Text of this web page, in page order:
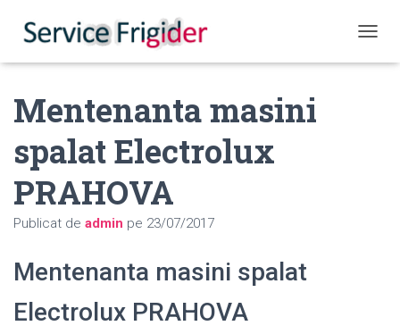
Mentenanta masini
spalat Electrolux
PRAHOVA
Publicat de admin pe 23/07/2017
Mentenanta masini spalat
Electrolux PRAHOVA